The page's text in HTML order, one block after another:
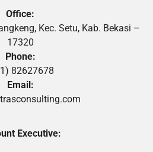
Office:
Kec. Setu, Kab. Bekasi –
17320
Phone:
82627678
Email:
Executive: